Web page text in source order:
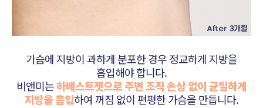
가슴에 지방이 과하게 분포한 경우 정교하게 지방을
흡입해야 합니다.
비앤미는하베스트젯으로 주변 조직 손상 없이 균일하게
지방을 흡입하여 꺼짐 없이 편평한 가슴을 만듭니다.